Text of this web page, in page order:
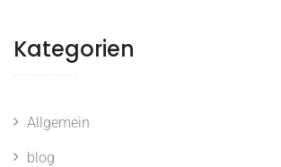
Kategorien
Allgemein
blog